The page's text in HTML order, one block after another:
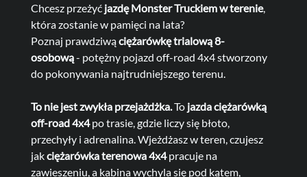
Chcesz przeżyć jazdę Monster Truckiem w terenie,
która zostanie w pamięci na lata?
Poznaj prawdziwąciężarówkę trialową 8-
osobową- potężny pojazd off-road 4x4 stworzony
do pokonywania najtrudniejszego terenu.
To nie jest zwykła przejażdżka.To jazda ciężarówką
off-road 4x4po trasie, gdzie liczy się błoto,
przechyły i adrenalina. Wjeżdżasz w teren, czujesz
jakciężarówka terenowa 4x4pracuje na
zawieszeniu, a kabina wychyla się pod kątem,